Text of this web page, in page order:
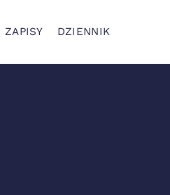
ZAPISY DZIENNIK